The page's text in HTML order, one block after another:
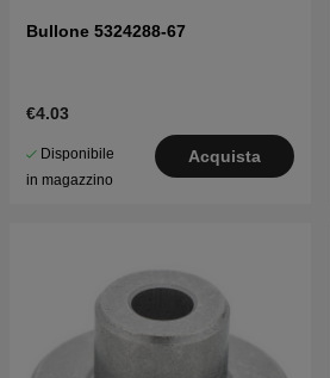
Bullone 5324288-67
€4.03
Disponibile
in magazzino
Acquista